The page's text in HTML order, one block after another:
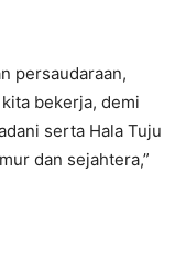
persaudaraan,
bekerja, demi
serta Hala Tuju
dan sejahtera,”